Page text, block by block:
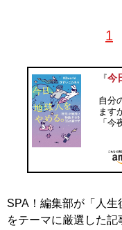
1
『今
自分
ます
「今
SPA！編集部が「人生
をテーマに厳選した